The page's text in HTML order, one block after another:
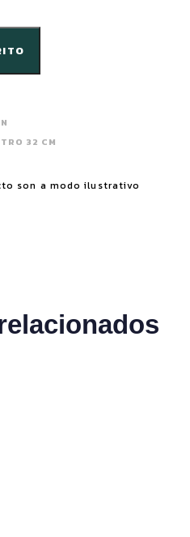
32 CM
son a modo ilustrativo